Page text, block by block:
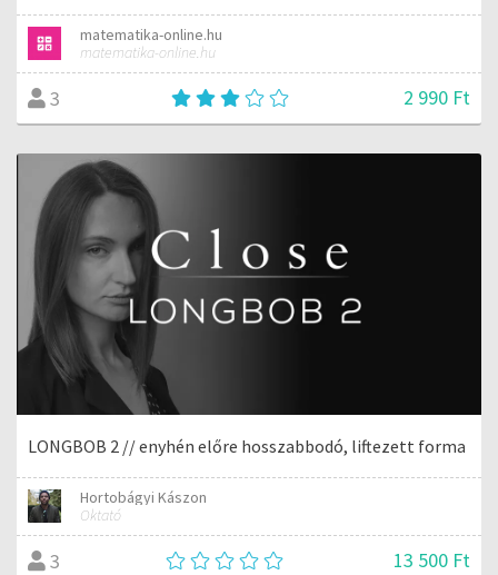
matematika-online.hu
matematika-online.hu
3 2 990 Ft
LONGBOB 2 // enyhén előre hosszabbodó, liftezett forma
Hortobágyi Kászon
Oktató
3 13 500 Ft